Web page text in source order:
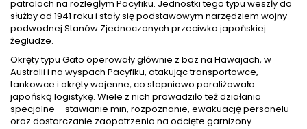
patrolach na rozległym Pacyfiku. Jednostki tego typu weszły do
służby od 1941 roku i stały się podstawowym narzędziem wojny
podwodnej Stanów Zjednoczonych przeciwko japońskiej
żegludze.
Okręty typu Gato operowały głównie z baz na Hawajach, w
Australii i na wyspach Pacyfiku, atakując transportowce,
tankowce i okręty wojenne, co stopniowo paraliżowało
japońską logistykę. Wiele z nich prowadziło też działania
specjalne – stawianie min, rozpoznanie, ewakuację personelu
oraz dostarczanie zaopatrzenia na odcięte garnizony.